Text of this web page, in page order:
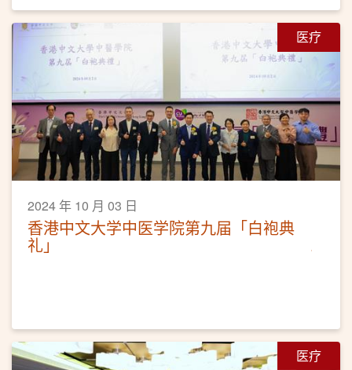
医疗
2024 年 10 月 03 日
香港中文大学中医学院第九届「白袍典
礼」
医疗